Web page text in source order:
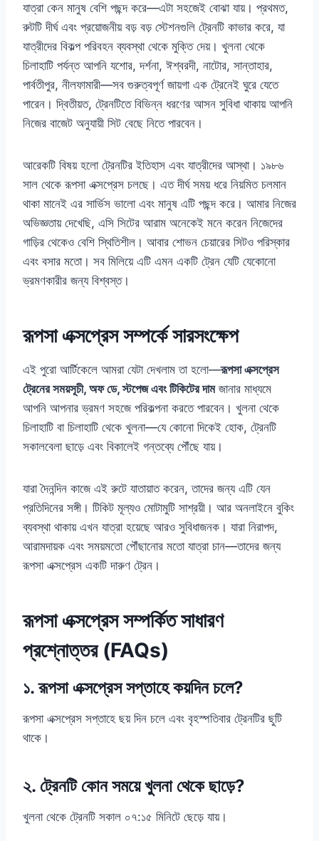
যাত্রা কেন মানুষ বেশি পছন্দ করে—এটা সহজেই বোঝা যায়। প্রথমত,
রুটটি দীর্ঘ এবং প্রয়োজনীয় বড় বড় স্টেশনগুলি ট্রেনটি কাভার করে, যা
যাত্রীদের বিকল্প পরিবহন ব্যবস্থা থেকে মুক্তি দেয়। খুলনা থেকে
চিলাহাটি পর্যন্ত আপনি যশোর, দর্শনা, ঈশ্বরদী, নাটোর, সান্তাহার,
পার্বতীপুর, নীলফামারী—সব গুরুত্বপূর্ণ জায়গা এক ট্রেনেই ঘুরে যেতে
পারেন। দ্বিতীয়ত, ট্রেনটিতে বিভিন্ন ধরণের আসন সুবিধা থাকায় আপনি
নিজের বাজেট অনুযায়ী সিট বেছে নিতে পারবেন।
আরেকটি বিষয় হলো ট্রেনটির ইতিহাস এবং যাত্রীদের আস্থা। ১৯৮৬
সাল থেকে রূপসা এক্সপ্রেস চলছে। এত দীর্ঘ সময় ধরে নিয়মিত চলমান
থাকা মানেই এর সার্ভিস ভালো এবং মানুষ এটি পছন্দ করে। আমার নিজের
অভিজ্ঞতায় দেখেছি, এসি সিটের আরাম অনেকেই মনে করেন নিজেদের
গাড়ির থেকেও বেশি স্থিতিশীল। আবার শোভন চেয়ারের সিটও পরিস্কার
এবং বসার মতো। সব মিলিয়ে এটি এমন একটি ট্রেন যেটি যেকোনো
ভ্রমণকারীর জন্য বিশ্বস্ত।
রূপসা এক্সপ্রেস সম্পর্কে সারসংক্ষেপ
এই পুরো আর্টিকেলে আমরা যেটা দেখলাম তা হলো—রূপসা এক্সপ্রেস
ট্রেনের সময়সূচী, অফ ডে, স্টপেজ এবং টিকিটের দামজানার মাধ্যমে
আপনি আপনার ভ্রমণ সহজে পরিকল্পনা করতে পারবেন। খুলনা থেকে
চিলাহাটি বা চিলাহাটি থেকে খুলনা—যে কোনো দিকেই হোক, ট্রেনটি
সকালবেলা ছাড়ে এবং বিকালেই গন্তব্যে পৌঁছে যায়।
যারা দৈনন্দিন কাজে এই রুটে যাতায়াত করেন, তাদের জন্য এটি যেন
প্রতিদিনের সঙ্গী। টিকিট মূল্যও মোটামুটি সাশ্রয়ী। আর অনলাইনে বুকিং
ব্যবস্থা থাকায় এখন যাত্রা হয়েছে আরও সুবিধাজনক। যারা নিরাপদ,
আরামদায়ক এবং সময়মতো পৌঁছানোর মতো যাত্রা চান—তাদের জন্য
রূপসা এক্সপ্রেস একটি দারুণ ট্রেন।
রূপসা এক্সপ্রেস সম্পর্কিত সাধারণ
প্রশ্নোত্তর (FAQs)
১. রূপসা এক্সপ্রেস সপ্তাহে কয়দিন চলে?
রূপসা এক্সপ্রেস সপ্তাহে ছয় দিন চলে এবং বৃহস্পতিবার ট্রেনটির ছুটি
থাকে।
২. ট্রেনটি কোন সময়ে খুলনা থেকে ছাড়ে?
খুলনা থেকে ট্রেনটি সকাল ০৭:১৫ মিনিটে ছেড়ে যায়।